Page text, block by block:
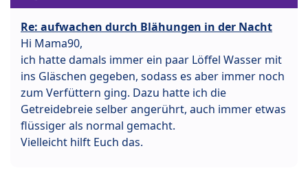
Re: aufwachen durch Blähungen in der Nacht
Hi Mama90,
ich hatte damals immer ein paar Löffel Wasser mit
ins Gläschen gegeben, sodass es aber immer noch
zum Verfüttern ging. Dazu hatte ich die
Getreidebreie selber angerührt, auch immer etwas
flüssiger als normal gemacht.
Vielleicht hilft Euch das.